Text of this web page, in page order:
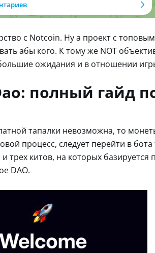
с Notcoin. Ну а проект с
абы кого. К тому же NOT
ожидания и в отношении
полный гайд
тапалки невозможна, то
процесс, следует перейти в
трех китов, на которых базируется
DAO.